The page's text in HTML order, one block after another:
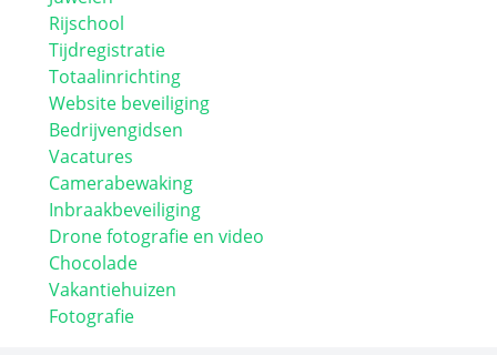
Rijschool
Tijdregistratie
Totaalinrichting
Website beveiliging
Bedrijvengidsen
Vacatures
Camerabewaking
Inbraakbeveiliging
Drone fotografie en video
Chocolade
Vakantiehuizen
Fotografie